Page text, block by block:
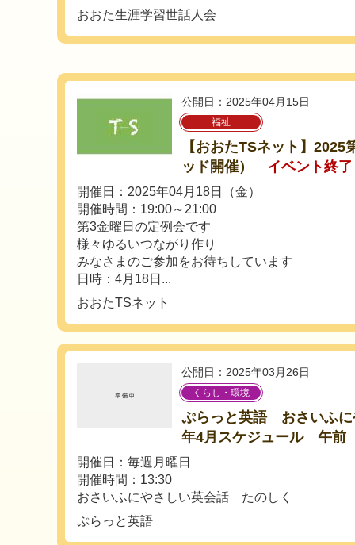
おおた生涯学習世話人会
公開日：2025年04月15日
福祉
【おおたTSネット】
ッド開催）
イベント終了
開催日：2025年04月18日（金）
開催時間：19:00～21:00
第3金曜日の定例会です
様々ゆるいつながり作り
みなさまのご参加をお待ちしています
日時：4月18日...
おおたTSネット
公開日：2025年03月26日
くらし・環境
ぷらっと英語 おさいふ
年4月スケジュール 午前
開催日：毎週月曜日
開催時間：13:30
おさいふにやさしい英会話 たのしく
ぷらっと英語